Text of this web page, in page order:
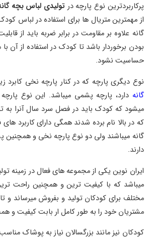
پرکاربردترین نوع پارچه در تولیدی لباس بچه
از مهمترین متریال ها برای استفاده در لباس
گانه علاوه بر مقاومت در برابر ضربه باید از
بودن برخوردار باشد تا کودک در استفاده از آن
حساسیت نشود.
نوع دیگری پارچه که در کنار پارچه نخی کابرد
گانه دارد، پارچه پشمی میباشد. این نوع
میشود که کودک باید در فصل سرد سال آنرا به
که در بالا نام برده شدند همگی دارای کاربرد
گانه میباشند ولی دو نوع پارچه نخی و همچنین
دارند.
ایران نوین یکی از مجموعه های فعال در زمینه
میباشد که با کیفیت ترین و همچنین راحت
مختلف برای کودکان تولید و بفروش میرساند و
مشتریان خود را به طور کامل ار بابت کیفیت و
کودکان نیز مانند بزرگسالان نیاز به پوشاک